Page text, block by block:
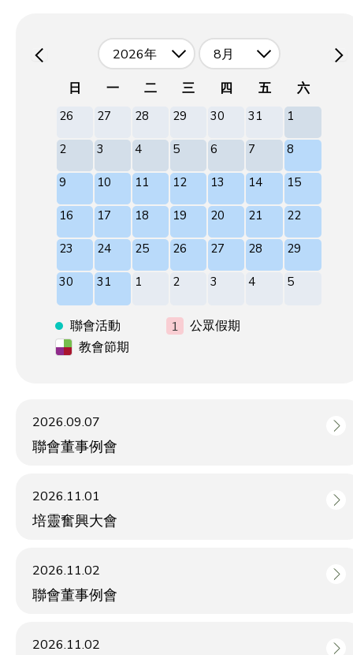
日 一 二 三 四 五 六
26 27 28 29 30 31 1
2 3 4 5 6 7 8
9 10 11 12 13 14 15
16 17 18 19 20 21 22
23 24 25 26 27 28 29
30 31 1 2 3 4 5
2026年 8月
聯會活動
公眾假期
教會節期
2026.09.07
聯會董事例會
2026.11.01
培靈奮興大會
2026.11.02
聯會董事例會
2026.11.02